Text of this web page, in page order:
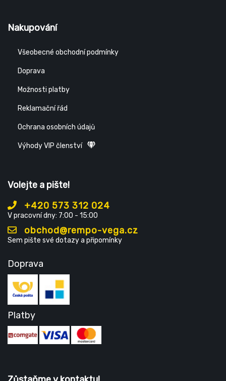
Nakupování
Všeobecné obchodní podmínky
Doprava
Možnosti platby
Reklamační řád
Ochrana osobních údajů
Výhody VIP členství
Volejte a pište!
+420 573 312 024
V pracovní dny: 7:00 - 15:00
obchod@rempo-vega.cz
Sem pište své dotazy a připomínky
Doprava
Platby